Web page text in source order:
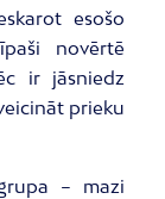
esošo
novērtē
ir jāsniedz
prieku
– mazi